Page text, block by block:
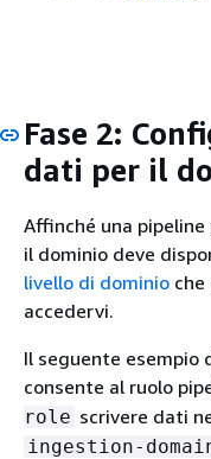
Fase 2:
dati per il
Affinché una
il dominio deve
livello di dominio
accedervi.
Il seguente esempio
consente al ruolo
role scrivere dati
ingestion-